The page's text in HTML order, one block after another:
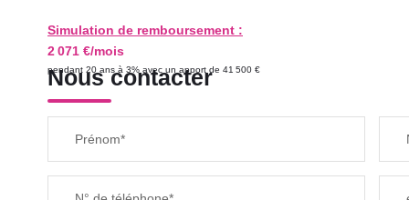
Simulation de remboursement :
2 071 €/mois
pendant 20 ans à 3% avec un apport de 41 500 €
Nous contacter
Prénom*